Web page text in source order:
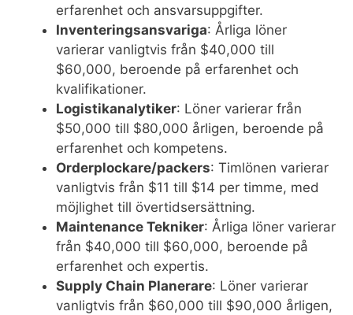
erfarenhet och ansvarsuppgifter.
Inventeringsansvariga: Årliga löner
varierar vanligtvis från $40,000 till
$60,000, beroende på erfarenhet och
kvalifikationer.
Logistikanalytiker: Löner varierar från
$50,000 till $80,000 årligen, beroende på
erfarenhet och kompetens.
Orderplockare/packers: Timlönen varierar
vanligtvis från $11 till $14 per timme, med
möjlighet till övertidsersättning.
Maintenance Tekniker: Årliga löner varierar
från $40,000 till $60,000, beroende på
erfarenhet och expertis.
Supply Chain Planerare: Löner varierar
vanligtvis från $60,000 till $90,000 årligen,